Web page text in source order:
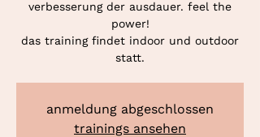
verbesserung der ausdauer. feel the
power!
das training findet indoor und outdoor
statt.
anmeldung abgeschlossen
trainings ansehen